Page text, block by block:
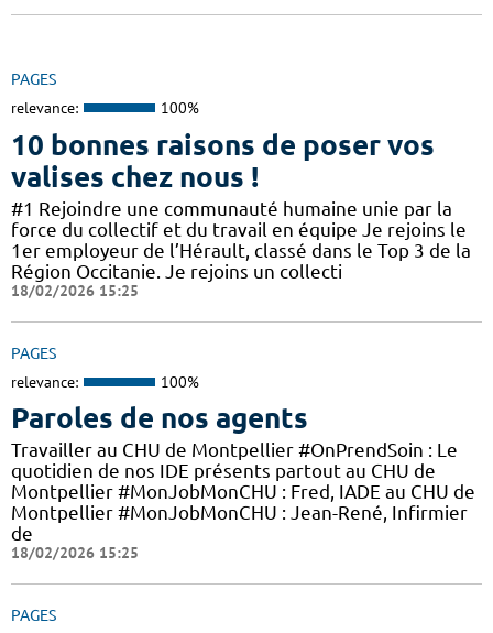
PAGES
relevance: 100%
10 bonnes raisons de poser vos
valises chez nous !
#1 Rejoindre une communauté humaine unie par la
force du collectif et du travail en équipe Je rejoins le
1er employeur de l’Hérault, classé dans le Top 3 de la
Région Occitanie. Je rejoins un collecti
18/02/2026 15:25
PAGES
relevance: 100%
Paroles de nos agents
Travailler au CHU de Montpellier #OnPrendSoin : Le
quotidien de nos IDE présents partout au CHU de
Montpellier #MonJobMonCHU : Fred, IADE au CHU de
Montpellier #MonJobMonCHU : Jean-René, Infirmier
de
18/02/2026 15:25
PAGES